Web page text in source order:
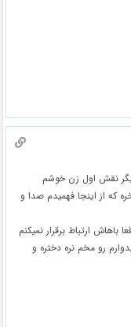
نقش اول زن خوشم
که از اینجا فهمیدم صدا و
ارتباط برقرار نمیکنم
رو مخم نره دختره و